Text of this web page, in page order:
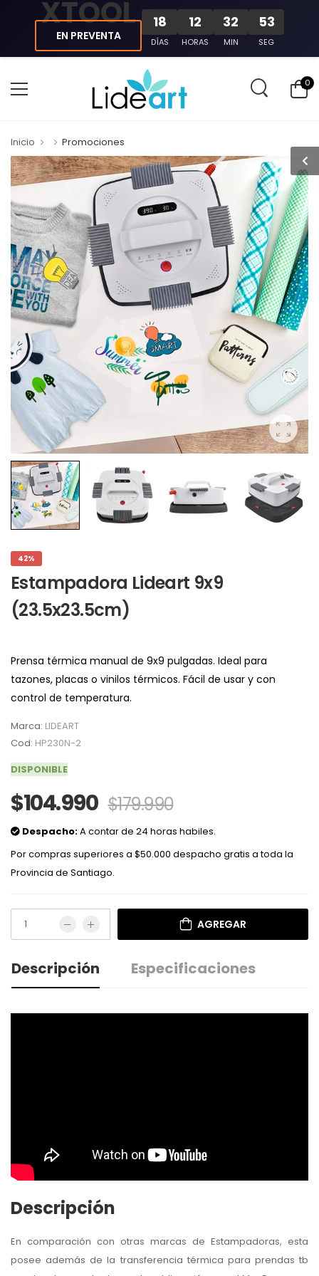
XTOOL
EN PREVENTA
18
DÍAS
12
HORAS
32
MIN
53
SEG
0
Inicio Promociones
42%
Estampadora Lideart 9x9
(23.5x23.5cm)
Prensa térmica manual de 9x9 pulgadas. Ideal para
tazones, placas o vinilos térmicos. Fácil de usar y con
control de temperatura.
Marca: LIDEART
Cod: HP230N-2
DISPONIBLE
$104.990 $179.990
Despacho:A contar de 24 horas habiles.
Por compras superiores a $50.000 despacho gratis a toda la
Provincia de Santiago.
AGREGAR
Descripción Especificaciones
Descripción
En comparación con otras marcas de Estampadoras, esta
posee además de la transferencia térmica para prendas tb